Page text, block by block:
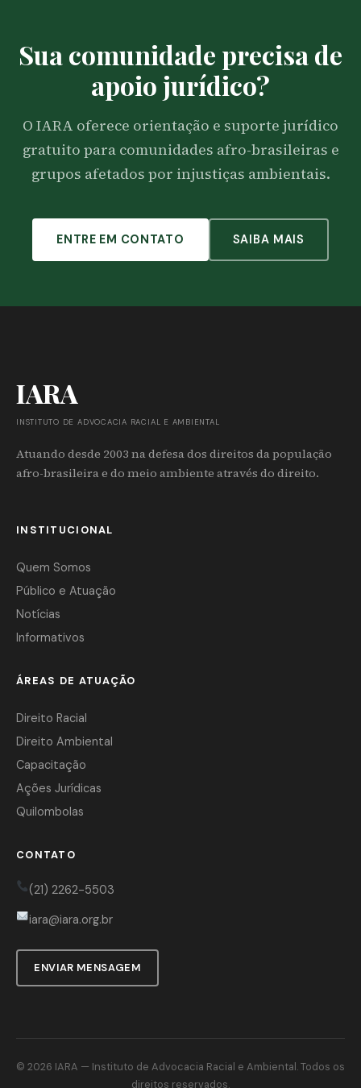
Sua comunidade precisa de
apoio jurídico?
O IARA oferece orientação e suporte jurídico
gratuito para comunidades afro-brasileiras e
grupos afetados por injustiças ambientais.
ENTRE EM CONTATO SAIBA MAIS
IARA
INSTITUTO DE ADVOCACIA RACIAL E AMBIENTAL
Atuando desde 2003 na defesa dos direitos da população
afro-brasileira e do meio ambiente através do direito.
INSTITUCIONAL
Quem Somos
Público e Atuação
Notícias
Informativos
ÁREAS DE ATUAÇÃO
Direito Racial
Direito Ambiental
Capacitação
Ações Jurídicas
Quilombolas
CONTATO
(21) 2262-5503
iara@iara.org.br
ENVIAR MENSAGEM
© 2026 IARA — Instituto de Advocacia Racial e Ambiental. Todos os
direitos reservados.